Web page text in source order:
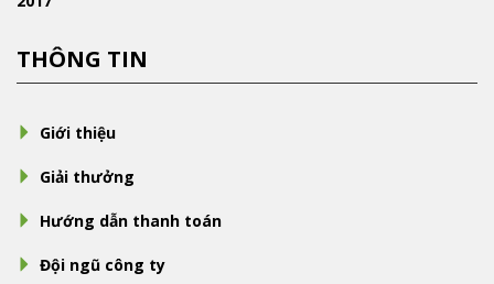
THÔNG TIN
Giới thiệu
Giải thưởng
Hướng dẫn thanh toán
Đội ngũ công ty